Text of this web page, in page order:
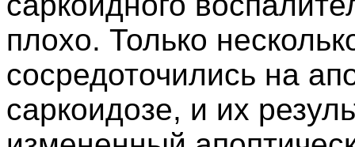
плохо. Только
сосредоточились на
саркоидозе, и их